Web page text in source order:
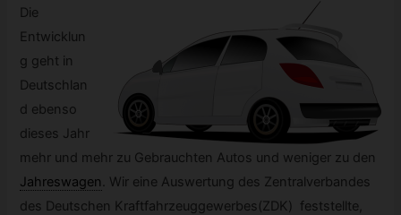
Die
Entwicklun
g geht in
Deutschlan
d ebenso
dieses Jahr
mehr und mehr zu Gebrauchten Autos und weniger zu den
Jahreswagen. Wir eine Auswertung des Zentralverbandes
des Deutschen Kraftfahrzeuggewerbes(ZDK) feststellte,